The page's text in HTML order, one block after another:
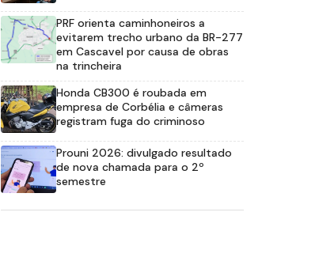
PRF orienta caminhoneiros a
evitarem trecho urbano da BR-277
em Cascavel por causa de obras
na trincheira
Honda CB300 é roubada em
empresa de Corbélia e câmeras
registram fuga do criminoso
Prouni 2026: divulgado resultado
de nova chamada para o 2º
semestre